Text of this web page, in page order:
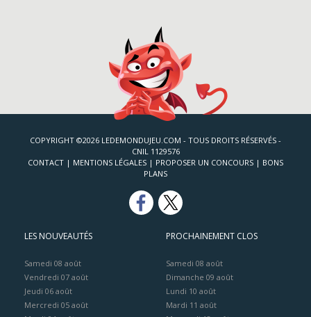
COPYRIGHT ©2026 LEDEMONDUJEU.COM - TOUS DROITS RÉSERVÉS -
CNIL 1129576
CONTACT | MENTIONS LÉGALES | PROPOSER UN CONCOURS | BONS
PLANS
LES NOUVEAUTÉS
Samedi 08 août
Vendredi 07 août
Jeudi 06 août
Mercredi 05 août
PROCHAINEMENT CLOS
Samedi 08 août
Dimanche 09 août
Lundi 10 août
Mardi 11 août